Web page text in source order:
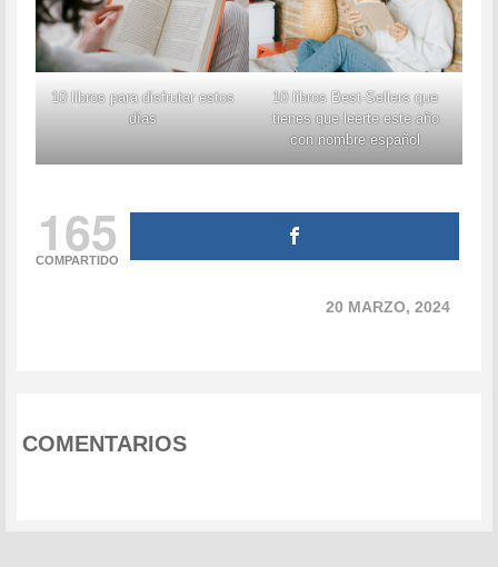
10 libros para disfrutar estos
días
10 libros Best-Sellers que
tienes que leerte este año
con nombre español
165
COMPARTIDO
20 MARZO, 2024
COMENTARIOS